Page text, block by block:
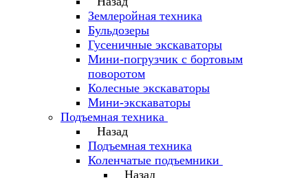
Землеройная техника
Бульдозеры
Гусеничные экскаваторы
Мини-погрузчик с бортовым
поворотом
Колесные экскаваторы
Мини-экскаваторы
Подъемная техника
Назад
Подъемная техника
Коленчатые подъемники
Назад